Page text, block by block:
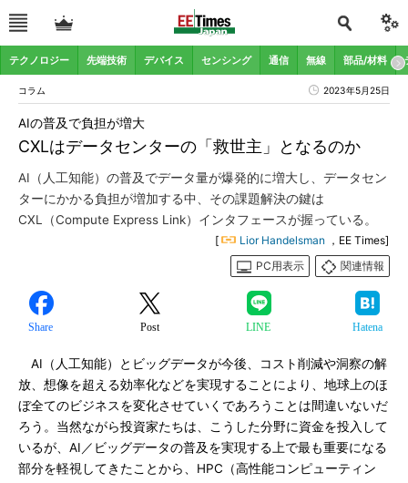
テクノロジー 先端技術 デバイス センシング 通信 無線 部品/材料
コラム 2023年5月25日
CXLはデータセンターの「救世主」となるのか
AIの普及で負担が増大
AI（人工知能）の普及でデータ量が爆発的に増大し、データセン
ターにかかる負担が増加する中、その課題解決の鍵は
CXL（Compute Express Link）インタフェースが握っている。
[ Lior Handelsman ，EE Times]
PC用表示
関連情報
Share Post LINE Hatena
AI（人工知能）とビッグデータが今後、コスト削減や洞察の解
放、想像を超える効率化などを実現することにより、地球上のほ
ぼ全てのビジネスを変化させていくであろうことは間違いないだ
ろう。当然ながら投資家たちは、こうした分野に資金を投入して
いるが、AI／ビッグデータの普及を実現する上で最も重要になる
部分を軽視してきたことから、HPC（高性能コンピューティン